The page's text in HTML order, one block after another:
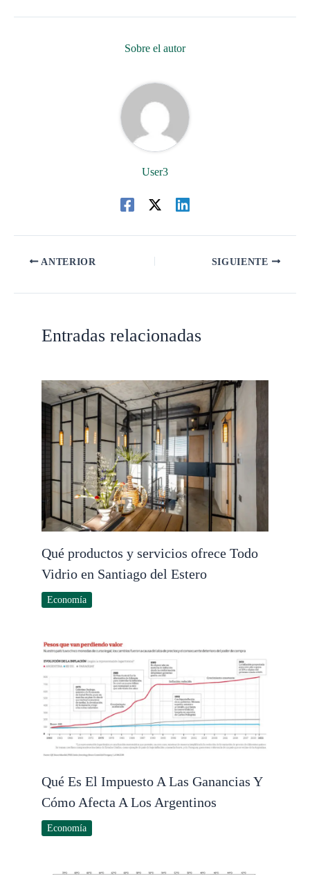
Sobre el autor
User3
ANTERIOR SIGUIENTE
Entradas relacionadas
Qué productos y servicios ofrece Todo
Vidrio en Santiago del Estero
Economía
Qué Es El Impuesto A Las Ganancias Y
Cómo Afecta A Los Argentinos
Economía